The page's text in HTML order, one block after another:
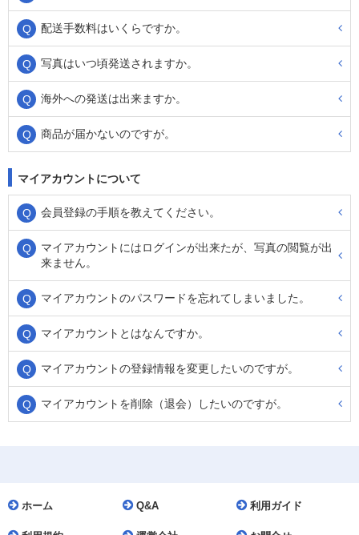
配送手数料はいくらですか。
写真はいつ頃発送されますか。
海外への発送は出来ますか。
商品が届かないのですが。
マイアカウントについて
会員登録の手順を教えてください。
マイアカウントにはログインが出来たが、写真の閲覧が出
来ません。
マイアカウントのパスワードを忘れてしまいました。
マイアカウントとはなんですか。
マイアカウントの登録情報を変更したいのですが。
マイアカウントを削除（退会）したいのですが。
ホーム Q&A 利用ガイド